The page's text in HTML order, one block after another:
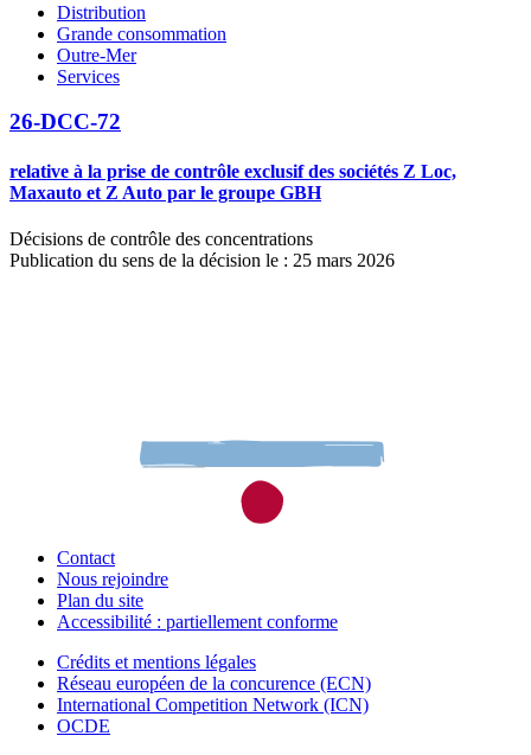
Distribution
Grande consommation
Outre-Mer
Services
26-DCC-72
relative à la prise de contrôle exclusif des sociétés Z Loc,
Maxauto et Z Auto par le groupe GBH
Décisions de contrôle des concentrations
Publication du sens de la décision le : 25 mars 2026
Contact
Nous rejoindre
Plan du site
Accessibilité : partiellement conforme
Crédits et mentions légales
Réseau européen de la concurence (ECN)
International Competition Network (ICN)
OCDE